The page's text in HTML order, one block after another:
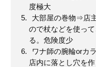
度極大
大部屋の巻物⇒店
ので杖などを使っ
る。危険度少
ワナ師の腕輪orカ
店内に落とし穴を